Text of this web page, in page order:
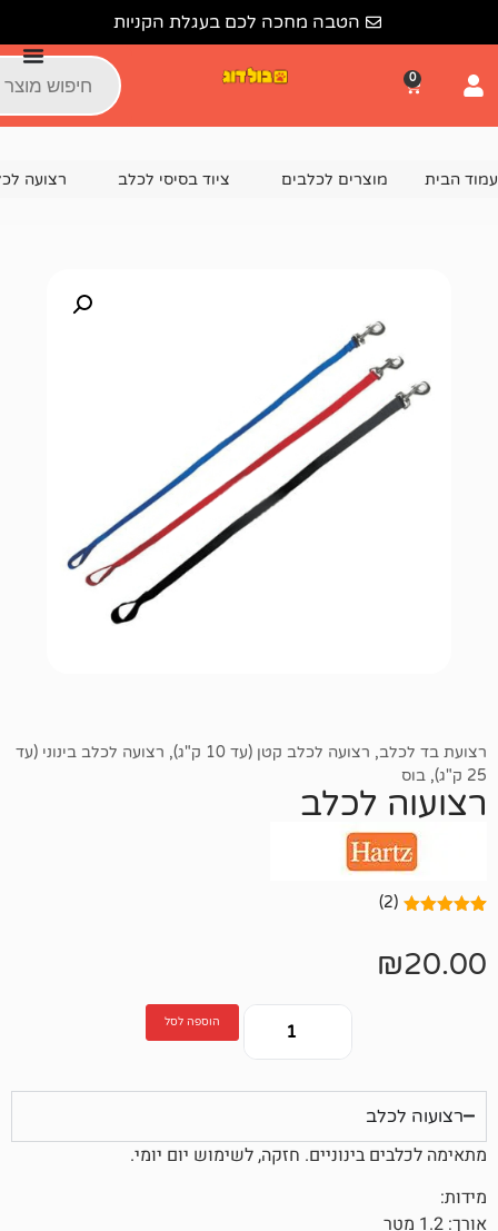
הטבה מחכה לכם בעגלת הקניות
לכלבים ציוד בסיסי לכלב רצועה לכלב רצועת
רצועה לכלב קטן (עד 10 ק"ג) , רצועה לכלב בינוני (עד
הוספה לסל
חזקה, לשימוש יום יומי.